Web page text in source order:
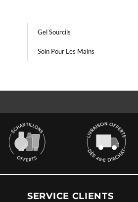
Gel Sourcils
Soin Pour Les Mains
SERVICE CLIENTS